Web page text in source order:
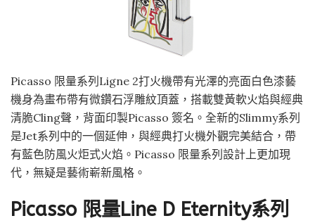
Picasso 限量系列Ligne 2打火機帶有光澤的亮面白色漆藝
機身為畫布帶有微鑽石浮雕紋頂蓋，搭載雙黃軟火焰與經典
清脆Cling聲，背面印製Picasso 簽名。全新的Slimmy系列
是Jet系列中的一個延伸，與經典打火機外觀完美結合，帶
有藍色防風火炬式火焰。Picasso 限量系列設計上更加現
代，無疑是藝術嶄新風格。
Picasso 限量Line D Eternity系列